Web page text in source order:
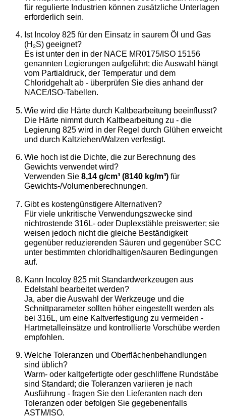
für regulierte Industrien können zusätzliche Unterlagen
erforderlich sein.
Ist Incoloy 825 für den Einsatz in saurem Öl und Gas
(H₂S) geeignet?
Es ist unter den in der NACE MR0175/ISO 15156
genannten Legierungen aufgeführt; die Auswahl hängt
vom Partialdruck, der Temperatur und dem
Chloridgehalt ab - überprüfen Sie dies anhand der
NACE/ISO-Tabellen.
Wie wird die Härte durch Kaltbearbeitung beeinflusst?
Die Härte nimmt durch Kaltbearbeitung zu - die
Legierung 825 wird in der Regel durch Glühen erweicht
und durch Kaltziehen/Walzen verfestigt.
Wie hoch ist die Dichte, die zur Berechnung des
Gewichts verwendet wird?
Verwenden Sie 8,14 g/cm³ (8140 kg/m³) für
Gewichts-/Volumenberechnungen.
Gibt es kostengünstigere Alternativen?
Für viele unkritische Verwendungszwecke sind
nichtrostende 316L- oder Duplexstähle preiswerter; sie
weisen jedoch nicht die gleiche Beständigkeit
gegenüber reduzierenden Säuren und gegenüber SCC
unter bestimmten chloridhaltigen/sauren Bedingungen
auf.
Kann Incoloy 825 mit Standardwerkzeugen aus
Edelstahl bearbeitet werden?
Ja, aber die Auswahl der Werkzeuge und die
Schnittparameter sollten höher eingestellt werden als
bei 316L, um eine Kaltverfestigung zu vermeiden -
Hartmetalleinsätze und kontrollierte Vorschübe werden
empfohlen.
Welche Toleranzen und Oberflächenbehandlungen
sind üblich?
Warm- oder kaltgefertigte oder geschliffene Rundstäbe
sind Standard; die Toleranzen variieren je nach
Ausführung - fragen Sie den Lieferanten nach den
Toleranzen oder befolgen Sie gegebenenfalls
ASTM/ISO.